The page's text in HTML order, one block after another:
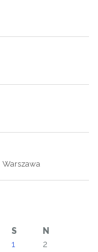
Warszawa
S
N
1
2